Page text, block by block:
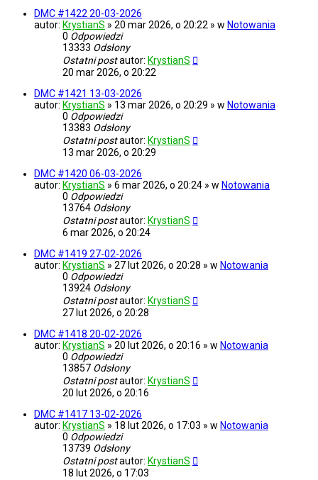
DMC #1422 20-03-2026
autor: KrystianS » 20 mar 2026, o 20:22 » w Notowania
0 Odpowiedzi
13333 Odsłony
Ostatni postautor: KrystianS
20 mar 2026, o 20:22
DMC #1421 13-03-2026
autor: KrystianS » 13 mar 2026, o 20:29 » w Notowania
0 Odpowiedzi
13383 Odsłony
Ostatni postautor: KrystianS
13 mar 2026, o 20:29
DMC #1420 06-03-2026
autor: KrystianS » 6 mar 2026, o 20:24 » w Notowania
0 Odpowiedzi
13764 Odsłony
Ostatni postautor: KrystianS
6 mar 2026, o 20:24
DMC #1419 27-02-2026
autor: KrystianS » 27 lut 2026, o 20:28 » w Notowania
0 Odpowiedzi
13924 Odsłony
Ostatni postautor: KrystianS
27 lut 2026, o 20:28
DMC #1418 20-02-2026
autor: KrystianS » 20 lut 2026, o 20:16 » w Notowania
0 Odpowiedzi
13857 Odsłony
Ostatni postautor: KrystianS
20 lut 2026, o 20:16
DMC #1417 13-02-2026
autor: KrystianS » 18 lut 2026, o 17:03 » w Notowania
0 Odpowiedzi
13739 Odsłony
Ostatni postautor: KrystianS
18 lut 2026, o 17:03